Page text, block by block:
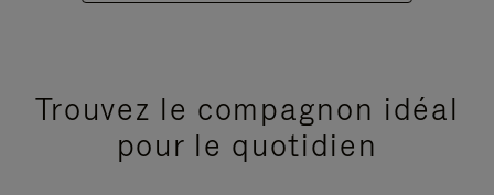
Trouvez le compagnon idéal
pour le quotidien